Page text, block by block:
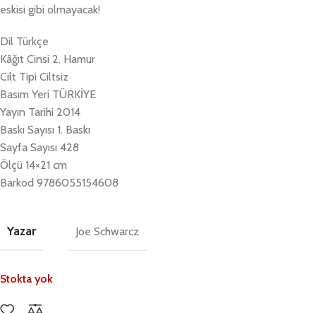
eskisi gibi olmayacak!
Dil Türkçe
Kâğıt Cinsi 2. Hamur
Cilt Tipi Ciltsiz
Basım Yeri TÜRKİYE
Yayın Tarihi 2014
Baskı Sayısı 1. Baskı
Sayfa Sayısı 428
Ölçü 14×21 cm
Barkod 9786055154608
Yazar Joe Schwarcz
Stokta yok